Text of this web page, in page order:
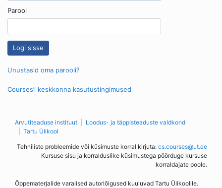
Parool
Unustasid oma parooli?
Courses’i keskkonna kasutustingimused
Arvutiteaduse instituut
Loodus- ja täppisteaduste valdkond
Tartu Ülikool
Tehniliste probleemide või küsimuste korral kirjuta: cs.courses@ut.ee
Kursuse sisu ja korralduslike küsimustega pöörduge kursuse
korraldajate poole.
Õppematerjalide varalised autoriõigused kuuluvad Tartu Ülikoolile.